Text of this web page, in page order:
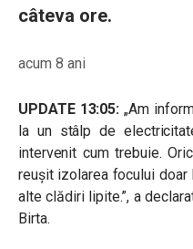
câteva ore.
acum 8 ani
UPDATE 13:05:„Am
la un stâlp de
intervenit cum trebuie.
reușit izolarea focului doar
alte clădiri lipite.”, a
Birta.